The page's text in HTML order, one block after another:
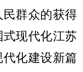
群众的获得
现代化江苏
化建设新篇